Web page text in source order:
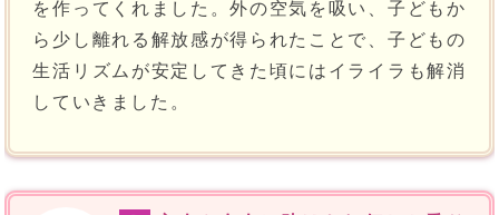
を作ってくれました。外の空気を吸い、子どもか
ら少し離れる解放感が得られたことで、子どもの
生活リズムが安定してきた頃にはイライラも解消
していきました。